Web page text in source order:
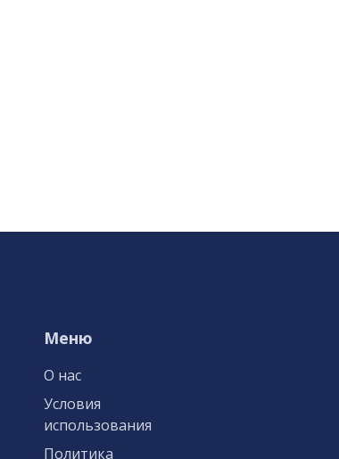
Меню
О нас
Условия
использования
Политика